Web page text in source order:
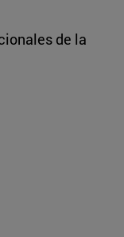
de la